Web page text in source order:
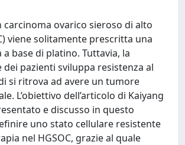
carcinoma ovarico sieroso di alto
viene solitamente prescritta una
base di platino. Tuttavia, la
pazienti sviluppa resistenza al
si ritrova ad avere un tumore
L’obiettivo dell’articolo di Kaiyang
e discusso in questo
uno stato cellulare resistente
nel HGSOC, grazie al quale